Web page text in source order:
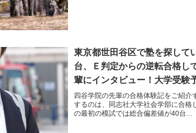
東京都世田谷区で塾を探して
台、Ｅ判定からの逆転合格し
輩にインタビュー！大学受験
四谷学院の先輩の合格体験記をご紹介
するのは、同志社大学社会学部に合格
の最初の模試では総合偏差値が40台...